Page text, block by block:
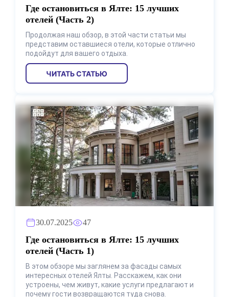
Где остановиться в Ялте: 15 лучших
отелей (Часть 2)
Продолжая наш обзор, в этой части статьи мы
представим оставшиеся отели, которые отлично
подойдут для вашего отдыха.
ЧИТАТЬ СТАТЬЮ
30.07.2025 47
Где остановиться в Ялте: 15 лучших
отелей (Часть 1)
В этом обзоре мы заглянем за фасады самых
интересных отелей Ялты. Расскажем, как они
устроены, чем живут, какие услуги предлагают и
почему гости возвращаются туда снова.